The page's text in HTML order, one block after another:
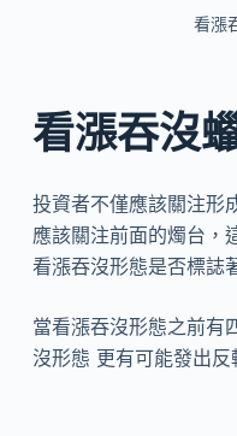
看漲
看漲吞沒
投資者不僅應該關注形
應該關注前面的燭台，
看漲吞沒形態是否標誌
當看漲吞沒形態之前有
沒形態 更有可能發出反